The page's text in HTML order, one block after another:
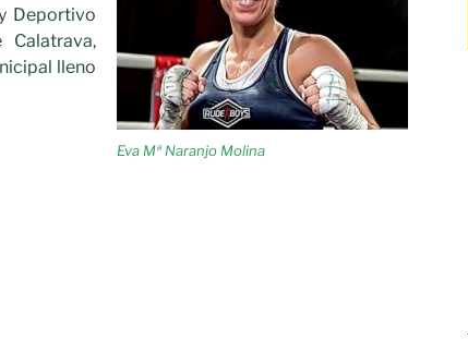
Eva Mª Naranjo Molina
Deportivo
lleno